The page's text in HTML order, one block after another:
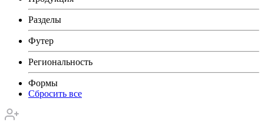
Разделы
Футер
Региональность
Формы
Сбросить все